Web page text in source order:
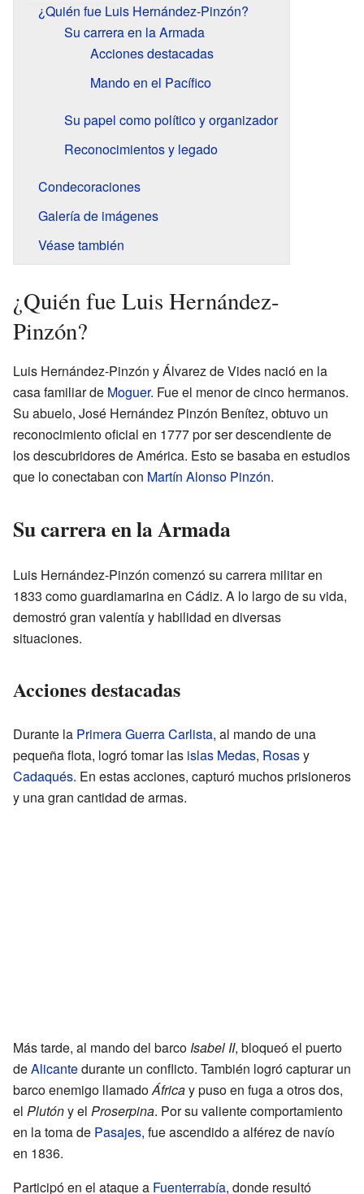
¿Quién fue Luis Hernández-Pinzón?
Su carrera en la Armada
Acciones destacadas
Mando en el Pacífico
Su papel como político y organizador
Reconocimientos y legado
Condecoraciones
Galería de imágenes
Véase también
¿Quién fue Luis Hernández-
Pinzón?
Luis Hernández-Pinzón y Álvarez de Vides nació en la
casa familiar de Moguer. Fue el menor de cinco hermanos.
Su abuelo, José Hernández Pinzón Benítez, obtuvo un
reconocimiento oficial en 1777 por ser descendiente de
los descubridores de América. Esto se basaba en estudios
que lo conectaban con Martín Alonso Pinzón.
Su carrera en la Armada
Luis Hernández-Pinzón comenzó su carrera militar en
1833 como guardiamarina en Cádiz. A lo largo de su vida,
demostró gran valentía y habilidad en diversas
situaciones.
Acciones destacadas
Durante la Primera Guerra Carlista, al mando de una
pequeña flota, logró tomar las islas Medas, Rosasy
Cadaqués. En estas acciones, capturó muchos prisioneros
y una gran cantidad de armas.
Más tarde, al mando del barco Isabel II, bloqueó el puerto
deAlicantedurante un conflicto. También logró capturar un
barco enemigo llamadoÁfricay puso en fuga a otros dos,
el Plutóny el Proserpina. Por su valiente comportamiento
en la toma de Pasajes, fue ascendido a alférez de navío
en 1836.
Participó en el ataque a Fuenterrabía, donde resultó